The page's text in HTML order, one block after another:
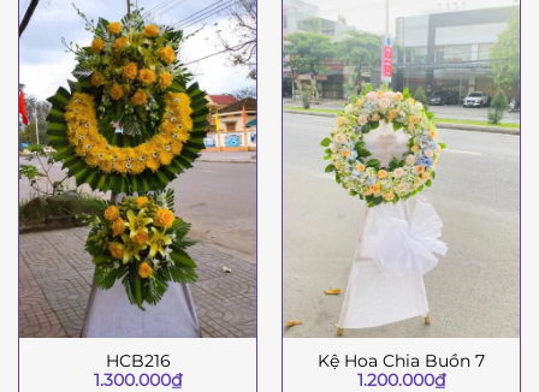
HCB216
1.300.000₫
Kệ Hoa Chia Buồn 7
1.200.000₫